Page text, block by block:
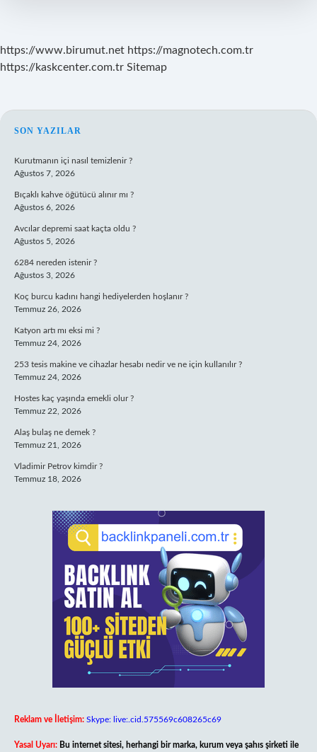
https://www.birumut.net https://magnotech.com.tr
https://kaskcenter.com.tr Sitemap
SIDEBAR
SON YAZILAR
Kurutmanın içi nasıl temizlenir ?
Ağustos 7, 2026
Bıçaklı kahve öğütücü alınır mı ?
Ağustos 6, 2026
Avcılar depremi saat kaçta oldu ?
Ağustos 5, 2026
6284 nereden istenir ?
Ağustos 3, 2026
Koç burcu kadını hangi hediyelerden hoşlanır ?
Temmuz 26, 2026
Katyon artı mı eksi mi ?
Temmuz 24, 2026
253 tesis makine ve cihazlar hesabı nedir ve ne için kullanılır ?
Temmuz 24, 2026
Hostes kaç yaşında emekli olur ?
Temmuz 22, 2026
Alaş bulaş ne demek ?
Temmuz 21, 2026
Vladimir Petrov kimdir ?
Temmuz 18, 2026
Reklam ve İletişim: Skype: live:.cid.575569c608265c69
Yasal Uyarı: Bu internet sitesi, herhangi bir marka, kurum veya şahıs şirketi ile